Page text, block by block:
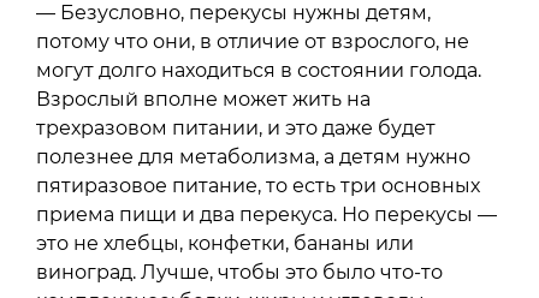
— Безусловно, перекусы нужны детям,
потому что они, в отличие от взрослого, не
могут долго находиться в состоянии голода.
Взрослый вполне может жить на
трехразовом питании, и это даже будет
полезнее для метаболизма, а детям нужно
пятиразовое питание, то есть три основных
приема пищи и два перекуса. Но перекусы —
это не хлебцы, конфетки, бананы или
виноград. Лучше, чтобы это было что-то